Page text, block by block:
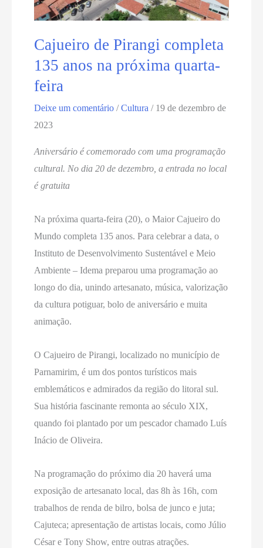
Cajueiro de Pirangi completa
135 anos na próxima quarta-
feira
Deixe um comentário /Cultura / 19 de dezembro de
2023
Aniversário é comemorado com uma programação
cultural. No dia 20 de dezembro, a entrada no local
é gratuita
Na próxima quarta-feira (20), o Maior Cajueiro do
Mundo completa 135 anos. Para celebrar a data, o
Instituto de Desenvolvimento Sustentável e Meio
Ambiente – Idema preparou uma programação ao
longo do dia, unindo artesanato, música, valorização
da cultura potiguar, bolo de aniversário e muita
animação.
O Cajueiro de Pirangi, localizado no município de
Parnamirim, é um dos pontos turísticos mais
emblemáticos e admirados da região do litoral sul.
Sua história fascinante remonta ao século XIX,
quando foi plantado por um pescador chamado Luís
Inácio de Oliveira.
Na programação do próximo dia 20 haverá uma
exposição de artesanato local, das 8h às 16h, com
trabalhos de renda de bilro, bolsa de junco e juta;
Cajuteca; apresentação de artistas locais, como Júlio
César e Tony Show, entre outras atrações.